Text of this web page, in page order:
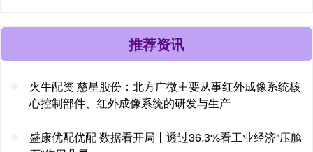
推荐资讯
火牛配资 慈星股份：北方广微主要从事红外成像系统核
心控制部件、红外成像系统的研发与生产
盛康优配优配 数据看开局丨透过36.3%看工业经济“压舱